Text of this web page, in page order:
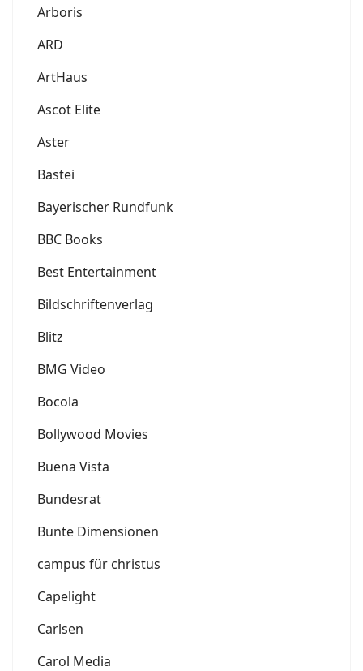
Arboris
ARD
ArtHaus
Ascot Elite
Aster
Bastei
Bayerischer Rundfunk
BBC Books
Best Entertainment
Bildschriftenverlag
Blitz
BMG Video
Bocola
Bollywood Movies
Buena Vista
Bundesrat
Bunte Dimensionen
campus für christus
Capelight
Carlsen
Carol Media